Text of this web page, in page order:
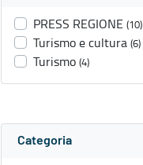
PRESS REGIONE (10)
Turismo e cultura (6)
Turismo (4)
Categoria